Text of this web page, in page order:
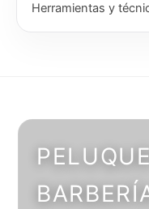
Herramientas y